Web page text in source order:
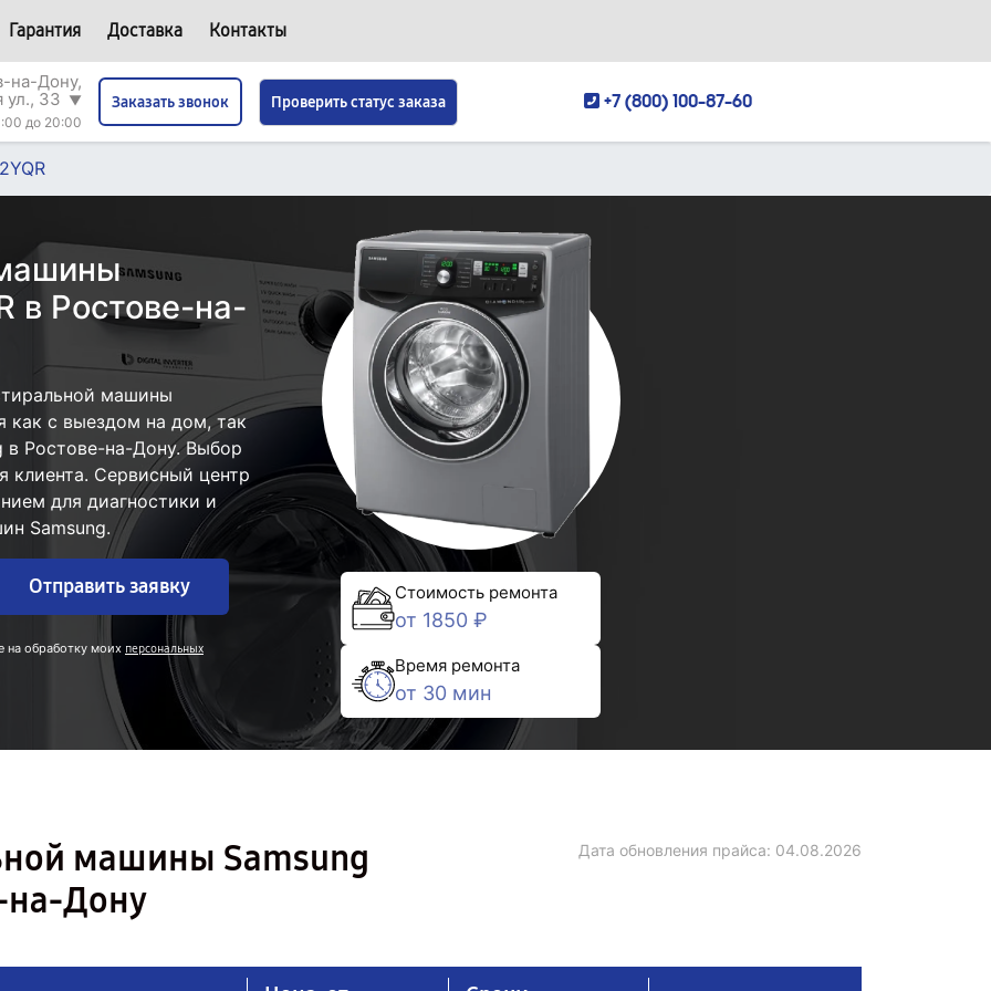
Гарантия Доставка Контакты
на-Дону,
ул., 33 ▼
до 20:00
Заказать звонок Проверить статус заказа +7 (800) 100-87-60
в Ростове-на-
машины
как с выездом на дом, так
в Ростове-на-Дону. Выбор
клиента. Сервисный центр
для диагностики и
Samsung.
Отправить заявку
на обработку моих персональных
Стоимость ремонта
от 1850 ₽
Время ремонта
от 30 мин
машины Samsung
на-Дону
Дата обновления прайса: 04.08.2026